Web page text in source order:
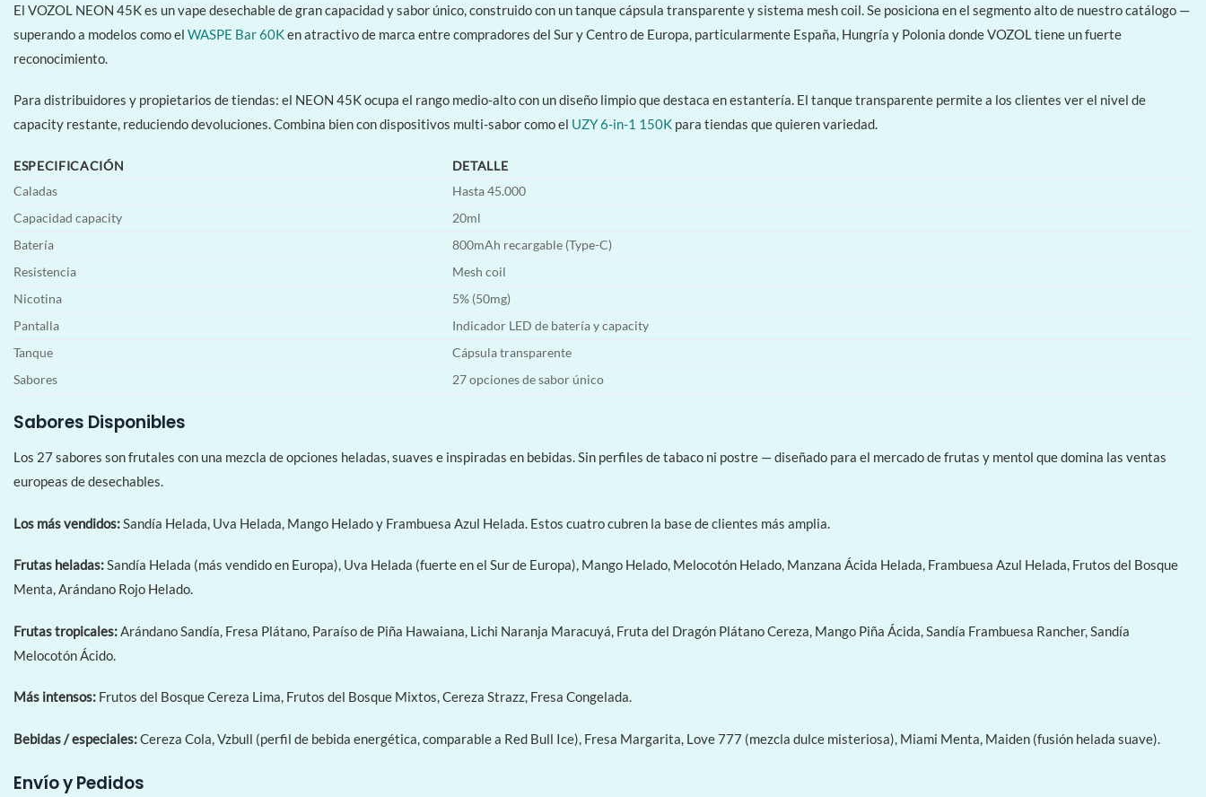
El VOZOL NEON 45K es un vape desechable de gran capacidad y sabor único, construido con un tanque cápsula transparente y sistema mesh coil. Se posiciona en el segmento alto de nuestro catálogo —
superando a modelos como el WASPE Bar 60Ken atractivo de marca entre compradores del Sur y Centro de Europa, particularmente España, Hungría y Polonia donde VOZOL tiene un fuerte
reconocimiento.
Para distribuidores y propietarios de tiendas: el NEON 45K ocupa el rango medio-alto con un diseño limpio que destaca en estantería. El tanque transparente permite a los clientes ver el nivel de
capacity restante, reduciendo devoluciones. Combina bien con dispositivos multi-sabor como el UZY 6-in-1 150K para tiendas que quieren variedad.
ESPECIFICACIÓN
DETALLE
Caladas
Hasta 45.000
Capacidad capacity
20ml
Batería
800mAh recargable (Type-C)
Resistencia
Mesh coil
Nicotina
5% (50mg)
Pantalla
Indicador LED de batería y capacity
Tanque
Cápsula transparente
Sabores
27 opciones de sabor único
Sabores Disponibles
Los 27 sabores son frutales con una mezcla de opciones heladas, suaves e inspiradas en bebidas. Sin perfiles de tabaco ni postre — diseñado para el mercado de frutas y mentol que domina las ventas
europeas de desechables.
Los más vendidos:Sandía Helada, Uva Helada, Mango Helado y Frambuesa Azul Helada. Estos cuatro cubren la base de clientes más amplia.
Frutas heladas:Sandía Helada (más vendido en Europa), Uva Helada (fuerte en el Sur de Europa), Mango Helado, Melocotón Helado, Manzana Ácida Helada, Frambuesa Azul Helada, Frutos del Bosque
Menta, Arándano Rojo Helado.
Frutas tropicales:Arándano Sandía, Fresa Plátano, Paraíso de Piña Hawaiana, Lichi Naranja Maracuyá, Fruta del Dragón Plátano Cereza, Mango Piña Ácida, Sandía Frambuesa Rancher, Sandía
Melocotón Ácido.
Más intensos: Frutos del Bosque Cereza Lima, Frutos del Bosque Mixtos, Cereza Strazz, Fresa Congelada.
Bebidas / especiales:Cereza Cola, Vzbull (perfil de bebida energética, comparable a Red Bull Ice), Fresa Margarita, Love 777 (mezcla dulce misteriosa), Miami Menta, Maiden (fusión helada suave).
Envío y Pedidos